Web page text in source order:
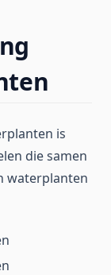
is
die samen
waterplanten